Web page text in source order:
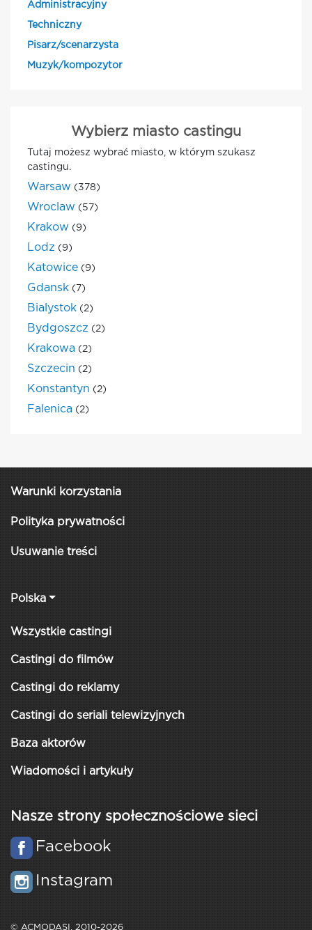
Administracyjny
Techniczny
Pisarz/scenarzysta
Muzyk/kompozytor
Wybierz miasto castingu
Tutaj możesz wybrać miasto, w którym szukasz
castingu.
Warsaw (378)
Wroclaw (57)
Krakow (9)
Lodz (9)
Katowice (9)
Gdansk (7)
Bialystok (2)
Bydgoszcz (2)
Krakowa (2)
Szczecin (2)
Konstantyn (2)
Falenica (2)
Warunki korzystania
Polityka prywatności
Usuwanie treści
Polska
Wszystkie castingi
Castingi do filmów
Castingi do reklamy
Castingi do seriali telewizyjnych
Baza aktorów
Wiadomości i artykuły
Nasze strony społecznościowe sieci
Facebook
Instagram
© ACMODASI, 2010-2026